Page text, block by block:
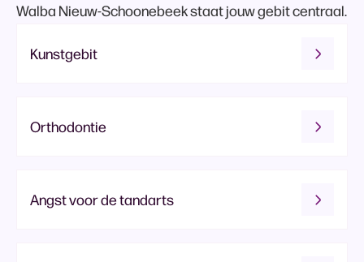
Walba Nieuw-Schoonebeek staat jouw gebit centraal.
Kunstgebit
Orthodontie
Angst voor de tandarts